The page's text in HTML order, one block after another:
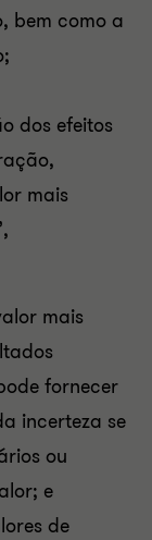
bem como a
dos efeitos
mais
mais
fornecer
incerteza se
ou
e
de